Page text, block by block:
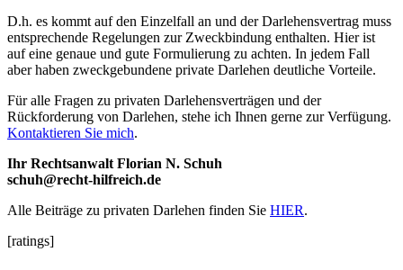
D.h. es kommt auf den Einzelfall an und der Darlehensvertrag muss
entsprechende Regelungen zur Zweckbindung enthalten. Hier ist
auf eine genaue und gute Formulierung zu achten. In jedem Fall
aber haben zweckgebundene private Darlehen deutliche Vorteile.
Für alle Fragen zu privaten Darlehensverträgen und der
Rückforderung von Darlehen, stehe ich Ihnen gerne zur Verfügung.
Kontaktieren Sie mich.
Ihr Rechtsanwalt Florian N. Schuh
schuh@recht-hilfreich.de
Alle Beiträge zu privaten Darlehen finden Sie HIER.
[ratings]